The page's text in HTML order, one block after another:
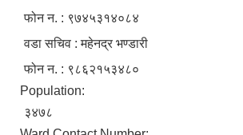
फोन न. : ९७४५३१४०८४
वडा सचिव : महेनद्र भण्डारी
फोन न. : ९८६२१५३४८०
Population:
३४७८